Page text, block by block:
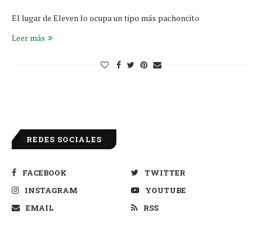
El lugar de Eleven lo ocupa un tipo más pachoncito
Leer más
REDES SOCIALES
FACEBOOK
TWITTER
INSTAGRAM
YOUTUBE
EMAIL
RSS